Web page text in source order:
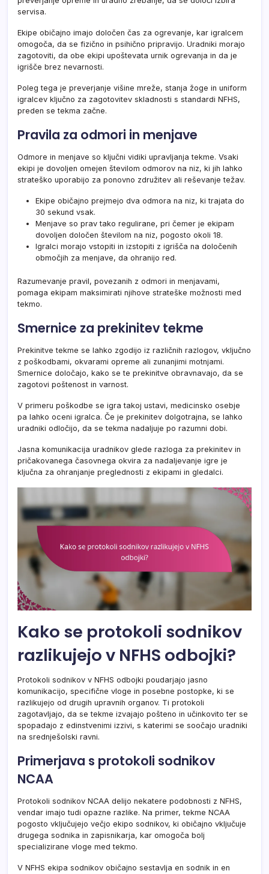
servisa.
Ekipe običajno imajo določen čas za ogrevanje, kar igralcem
omogoča, da se fizično in psihično pripravijo. Uradniki morajo
zagotoviti, da obe ekipi upoštevata urnik ogrevanja in da je
igrišče brez nevarnosti.
Poleg tega je preverjanje višine mreže, stanja žoge in uniform
igralcev ključno za zagotovitev skladnosti s standardi NFHS,
preden se tekma začne.
Pravila za odmori in menjave
Odmore in menjave so ključni vidiki upravljanja tekme. Vsaki
ekipi je dovoljen omejen številom odmorov na niz, ki jih lahko
strateško uporabijo za ponovno združitev ali reševanje težav.
Ekipe običajno prejmejo dva odmora na niz, ki trajata do
30 sekund vsak.
Menjave so prav tako regulirane, pri čemer je ekipam
dovoljen določen številom na niz, pogosto okoli 18.
Igralci morajo vstopiti in izstopiti z igrišča na določenih
območjih za menjave, da ohranijo red.
Razumevanje pravil, povezanih z odmori in menjavami,
pomaga ekipam maksimirati njihove strateške možnosti med
tekmo.
Smernice za prekinitev tekme
Prekinitve tekme se lahko zgodijo iz različnih razlogov, vključno
z poškodbami, okvarami opreme ali zunanjimi motnjami.
Smernice določajo, kako se te prekinitve obravnavajo, da se
zagotovi poštenost in varnost.
V primeru poškodbe se igra takoj ustavi, medicinsko osebje
pa lahko oceni igralca. Če je prekinitev dolgotrajna, se lahko
uradniki odločijo, da se tekma nadaljuje po razumni dobi.
Jasna komunikacija uradnikov glede razloga za prekinitev in
pričakovanega časovnega okvira za nadaljevanje igre je
ključna za ohranjanje preglednosti z ekipami in gledalci.
Kako se protokoli sodnikov
razlikujejo v NFHS odbojki?
Protokoli sodnikov v NFHS odbojki poudarjajo jasno
komunikacijo, specifične vloge in posebne postopke, ki se
razlikujejo od drugih upravnih organov. Ti protokoli
zagotavljajo, da se tekme izvajajo pošteno in učinkovito ter se
spopadajo z edinstvenimi izzivi, s katerimi se soočajo uradniki
na srednješolski ravni.
Primerjava s protokoli sodnikov
NCAA
Protokoli sodnikov NCAA delijo nekatere podobnosti z NFHS,
vendar imajo tudi opazne razlike. Na primer, tekme NCAA
pogosto vključujejo večjo ekipo sodnikov, ki običajno vključuje
drugega sodnika in zapisnikarja, kar omogoča bolj
specializirane vloge med tekmo.
V NFHS ekipa sodnikov običajno sestavlja en sodnik in en